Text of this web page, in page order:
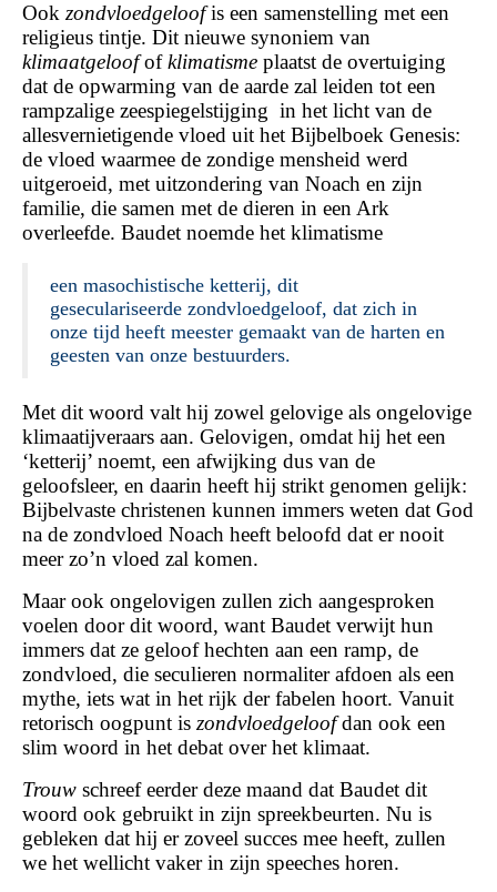
Ook zondvloedgeloofis een samenstelling met een
religieus tintje. Dit nieuwe synoniem van
klimaatgeloofofklimatisme plaatst de overtuiging
dat de opwarming van de aarde zal leiden tot een
rampzalige zeespiegelstijging in het licht van de
allesvernietigende vloed uit het Bijbelboek Genesis:
de vloed waarmee de zondige mensheid werd
uitgeroeid, met uitzondering van Noach en zijn
familie, die samen met de dieren in een Ark
overleefde. Baudet noemde het klimatisme
een masochistische ketterij, dit
geseculariseerde zondvloedgeloof, dat zich in
onze tijd heeft meester gemaakt van de harten en
geesten van onze bestuurders.
Met dit woord valt hij zowel gelovige als ongelovige
klimaatijveraars aan. Gelovigen, omdat hij het een
‘ketterij’ noemt, een afwijking dus van de
geloofsleer, en daarin heeft hij strikt genomen gelijk:
Bijbelvaste christenen kunnen immers weten dat God
na de zondvloed Noach heeft beloofd dat er nooit
meer zo’n vloed zal komen.
Maar ook ongelovigen zullen zich aangesproken
voelen door dit woord, want Baudet verwijt hun
immers dat ze geloof hechten aan een ramp, de
zondvloed, die seculieren normaliter afdoen als een
mythe, iets wat in het rijk der fabelen hoort. Vanuit
retorisch oogpunt is zondvloedgeloofdan ook een
slim woord in het debat over het klimaat.
Trouw schreef eerder deze maand dat Baudet dit
woord ook gebruikt in zijn spreekbeurten. Nu is
gebleken dat hij er zoveel succes mee heeft, zullen
we het wellicht vaker in zijn speeches horen.